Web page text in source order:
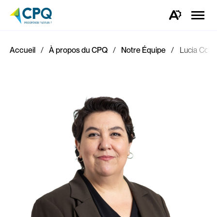
Ouvrez
d'accessibilité.
la
Accueil À propos du CPQ Notre Équipe Lucia